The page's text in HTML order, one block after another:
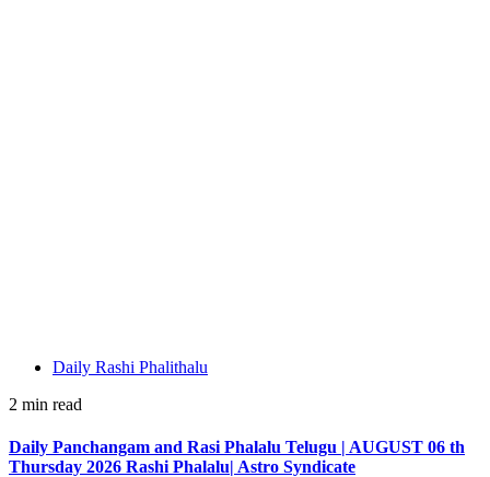
Daily Rashi Phalithalu
2 min read
Daily Panchangam and Rasi Phalalu Telugu | AUGUST 06 th
Thursday 2026 Rashi Phalalu| Astro Syndicate